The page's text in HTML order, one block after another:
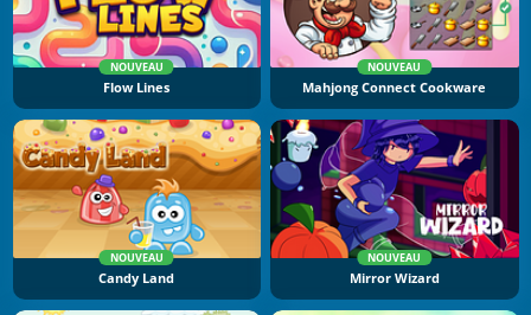
NOUVEAU
Flow Lines
NOUVEAU
Mahjong Connect Cookware
NOUVEAU
Candy Land
NOUVEAU
Mirror Wizard